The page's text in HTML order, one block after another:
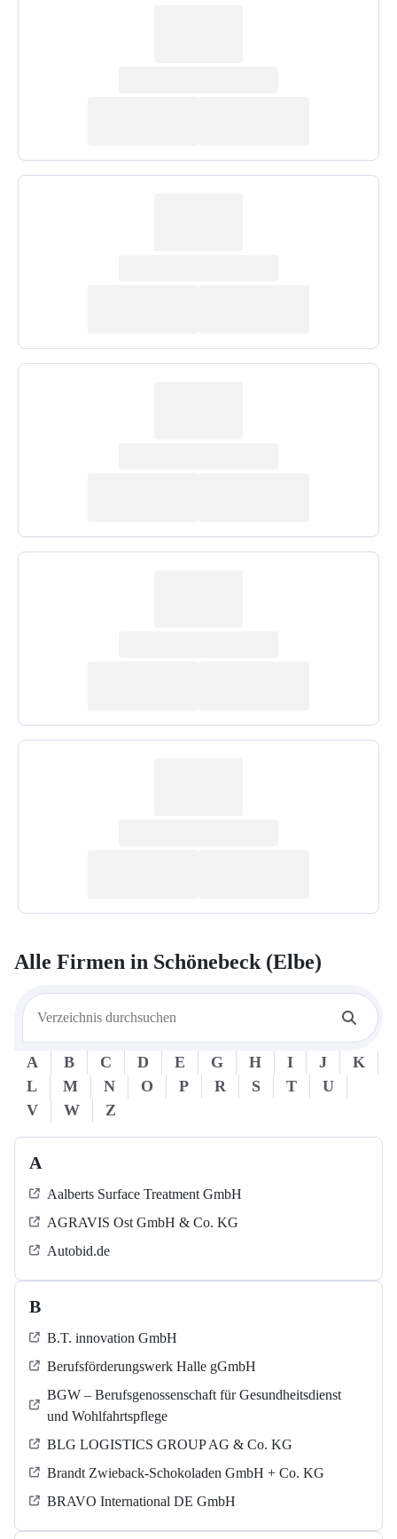
Alle Firmen in Schönebeck (Elbe)
A B C D E G H I J
K
L
M N O P R S T
U
V
W Z
A
Aalberts Surface Treatment GmbH
AGRAVIS Ost GmbH & Co. KG
Autobid.de
B
B.T. innovation GmbH
Berufsförderungswerk Halle gGmbH
BGW – Berufsgenossenschaft für Gesundheitsdienst
und Wohlfahrtspflege
BLG LOGISTICS GROUP AG & Co. KG
Brandt Zwieback-Schokoladen GmbH + Co. KG
BRAVO International DE GmbH